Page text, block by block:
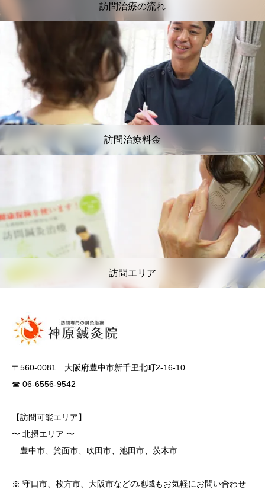
訪問治療の流れ
訪問治療料金
訪問エリア
〒560-0081 大阪府豊中市新千里北町2-16-10
☎ 06-6556-9542
【訪問可能エリア】
〜 北摂エリア 〜
豊中市、箕面市、吹田市、池田市、茨木市
※ 守口市、枚方市、大阪市などの地域もお気軽にお問い合わせ